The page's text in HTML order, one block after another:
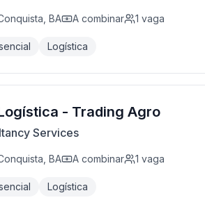
BA A combinar 1 vaga
Logística
- Trading Agro
Services
BA A combinar 1 vaga
Logística